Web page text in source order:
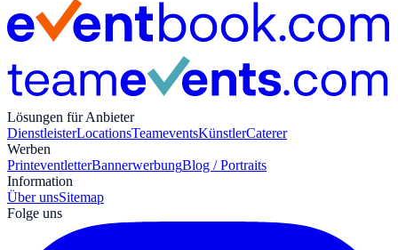
Lösungen für Anbieter
DienstleisterLocationsTeameventsKünstlerCaterer
Werben
PrinteventletterBannerwerbungBlog / Portraits
Information
Über unsSitemap
Folge uns